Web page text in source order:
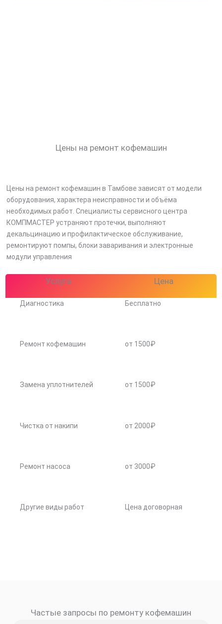
Цены на ремонт кофемашин
Цены на ремонт кофемашин в Тамбове зависят от модели
оборудования, характера неисправности и объёма
необходимых работ. Специалисты сервисного центра
КОМПМАСТЕР устраняют протечки, выполняют
декальцинацию и профилактическое обслуживание,
ремонтируют помпы, блоки заваривания и электронные
модули управления
Услуга Цена
Диагностика Бесплатно
Ремонт кофемашин от 1500₽
Замена уплотнителей от 1500₽
Чистка от накипи от 2000₽
Ремонт насоса от 3000₽
Другие виды работ Цена договорная
Частые запросы по ремонту кофемашин